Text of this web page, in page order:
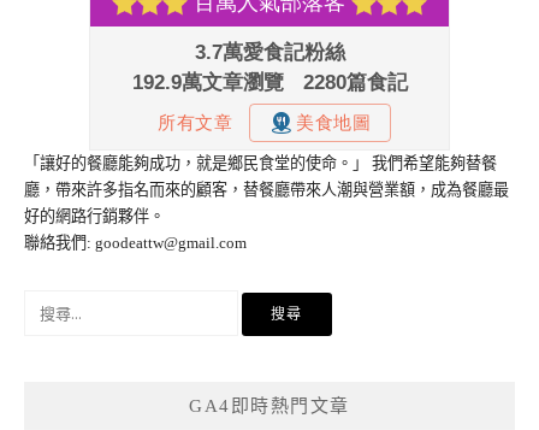
「讓好的餐廳能夠成功，就是鄉民食堂的使命。」 我們希望能夠替餐
廳，帶來許多指名而來的顧客，替餐廳帶來人潮與營業額，成為餐廳最
好的網路行銷夥伴。
聯絡我們: goodeattw@gmail.com
GA4即時熱門文章